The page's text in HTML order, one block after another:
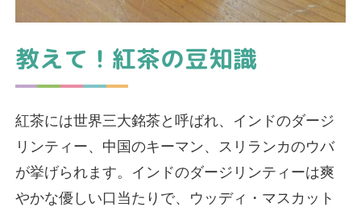
教えて！紅茶の豆知識
紅茶には世界三大銘茶と呼ばれ、インドのダージ
リンティー、中国のキーマン、スリランカのウバ
が挙げられます。インドのダージリンティーは爽
やかな優しい口当たりで、ウッディ・マスカット